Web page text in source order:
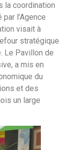
la coordination
l’Agence
visait à
stratégique
Le Pavillon de
a mis en
du
et des
un large